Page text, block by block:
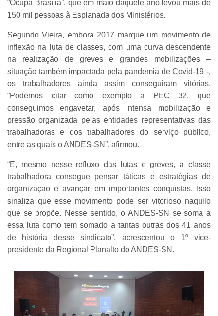
“Ocupa Brasília”, que em maio daquele ano levou mais de
150 mil pessoas à Esplanada dos Ministérios.
Segundo Vieira, embora 2017 marque um movimento de
inflexão na luta de classes, com uma curva descendente
na realização de greves e grandes mobilizações –
situação também impactada pela pandemia de Covid-19 -,
os trabalhadores ainda assim conseguiram vitórias.
“Podemos citar como exemplo a PEC 32, que
conseguimos engavetar, após intensa mobilização e
pressão organizada pelas entidades representativas das
trabalhadoras e dos trabalhadores do serviço público,
entre as quais o ANDES-SN”, afirmou.
“E, mesmo nesse refluxo das lutas e greves, a classe
trabalhadora consegue pensar táticas e estratégias de
organização e avançar em importantes conquistas. Isso
sinaliza que esse movimento pode ser vitorioso naquilo
que se propõe. Nesse sentido, o ANDES-SN se soma a
essa luta como tem somado a tantas outras dos 41 anos
de história desse sindicato”, acrescentou o 1º vice-
presidente da Regional Planalto do ANDES-SN.